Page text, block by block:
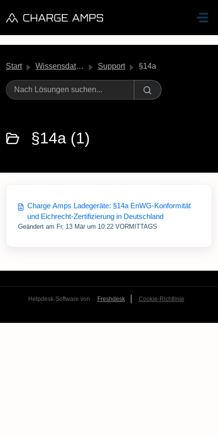
Start Wissensdatenbank Support §14a
§14a (1)
Charge Amps Ladegeräte: §14a EnWG-Konformität
und Eichrecht-Zertifizierung in Deutschland
Geändert am Fr, 13 Mär um 10:22 VORMITTAGS
Helpdesk-Software von Freshdesk Cookie-Richtlinie